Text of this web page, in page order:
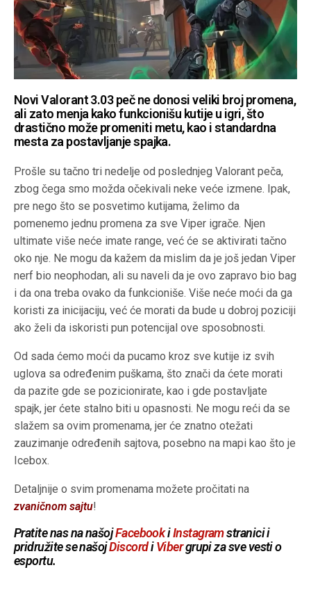
Novi Valorant 3.03 peč ne donosi veliki broj promena,
ali zato menja kako funkcionišu kutije u igri, što
drastično može promeniti metu, kao i standardna
mesta za postavljanje spajka.
Prošle su tačno tri nedelje od poslednjeg Valorant peča,
zbog čega smo možda očekivali neke veće izmene. Ipak,
pre nego što se posvetimo kutijama, želimo da
pomenemo jednu promena za sve Viper igrače. Njen
ultimate više neće imate range, već će se aktivirati tačno
oko nje. Ne mogu da kažem da mislim da je još jedan Viper
nerf bio neophodan, ali su naveli da je ovo zapravo bio bag
i da ona treba ovako da funkcioniše. Više neće moći da ga
koristi za inicijaciju, već će morati da bude u dobroj poziciji
ako želi da iskoristi pun potencijal ove sposobnosti.
Od sada ćemo moći da pucamo kroz sve kutije iz svih
uglova sa određenim puškama, što znači da ćete morati
da pazite gde se pozicionirate, kao i gde postavljate
spajk, jer ćete stalno biti u opasnosti. Ne mogu reći da se
slažem sa ovim promenama, jer će znatno otežati
zauzimanje određenih sajtova, posebno na mapi kao što je
Icebox.
Detaljnije o svim promenama možete pročitati na
zvaničnom sajtu!
Pratite nas na našojFacebookiInstagramstranici i
pridružite se našojDiscordiVibergrupi za sve vesti o
esportu.